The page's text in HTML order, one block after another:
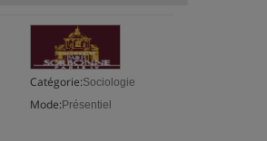
Catégorie:Sociologie
Mode: Présentiel